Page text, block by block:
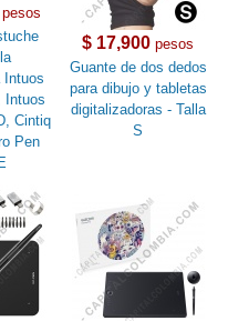
Intuos
Intuos
Cintiq
Pen
$ 17,900 pesos
Guante de dos dedos
para dibujo y tabletas
digitalizadoras - Talla
S